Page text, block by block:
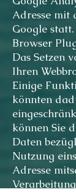
Adresse mit
Google statt.
Browser
Das Setzen
Ihren
Einige
könnten
können Sie
Daten
Nutzung
Adresse